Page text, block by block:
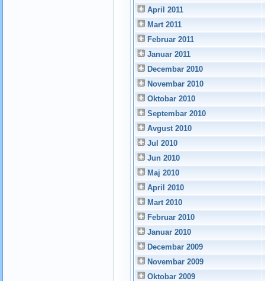
April 2011
Mart 2011
Februar 2011
Januar 2011
Decembar 2010
Novembar 2010
Oktobar 2010
Septembar 2010
Avgust 2010
Jul 2010
Jun 2010
Maj 2010
April 2010
Mart 2010
Februar 2010
Januar 2010
Decembar 2009
Novembar 2009
Oktobar 2009